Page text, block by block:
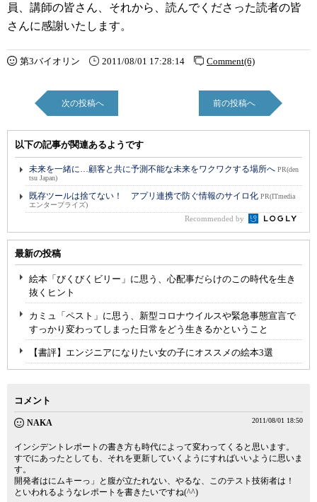
員、講師の皆さん、それから、読んでくださった読者の皆
さんに感謝いたします。
第3バイオリン 2011/08/01 17:28:14 Comment(6)
次の投稿へ 前の投稿へ
以下の記事が関連あるようです
未来を一緒に…顧客と共に予測不能な未来をワクワクする場所へ PR(den
tsu Japan)
既存ツールは捨てない！ アプリ連携で防ぐ情報のサイロ化 PR(ITmedia
エンタープライズ)
Recommended by
最新の投稿
絵本「びくびくビリー」に思う、心配事だらけのこの時代を生き
抜くヒント
カミュ「ペスト」に思う、新型コロナウイルスや緊急事態宣言で
すっかり変わってしまった日常をどう生きるかということ
【書評】エンジニアになりたい女の子にオススメの絵本3選
コメント
NAKA 2011/08/01 18:50
インシデントレポートの書き方も時代によって変わってくると思います。
すでにあったとしても、それを更新していくようにすればいいように思いま
す。
開発者はにムキーっ」と腹が立たれない、やるな、このテスト技術者は！
といわれるようなレポートを書きたいですね(^^)